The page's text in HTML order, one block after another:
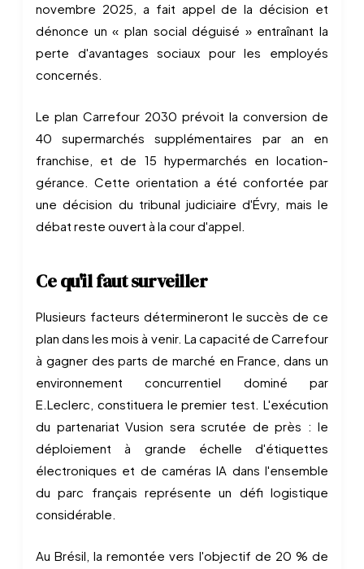
novembre 2025, a fait appel de la décision et
dénonce un « plan social déguisé » entraînant la
perte d'avantages sociaux pour les employés
concernés.
Le plan Carrefour 2030 prévoit la conversion de
40 supermarchés supplémentaires par an en
franchise, et de 15 hypermarchés en location-
gérance. Cette orientation a été confortée par
une décision du tribunal judiciaire d'Évry, mais le
débat reste ouvert à la cour d'appel.
Ce qu'il faut surveiller
Plusieurs facteurs détermineront le succès de ce
plan dans les mois à venir. La capacité de Carrefour
à gagner des parts de marché en France, dans un
environnement concurrentiel dominé par
E.Leclerc, constituera le premier test. L'exécution
du partenariat Vusion sera scrutée de près : le
déploiement à grande échelle d'étiquettes
électroniques et de caméras IA dans l'ensemble
du parc français représente un défi logistique
considérable.
Au Brésil, la remontée vers l'objectif de 20 % de